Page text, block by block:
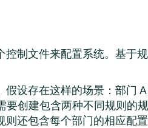
制文件来配置系统。基于
设存在这样的场景：部门
创建包含两种不同规则的
还包含每个部门的相应配置